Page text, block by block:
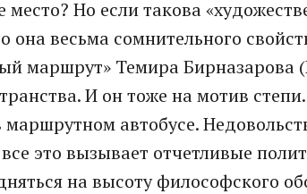
место? Но если такова
она весьма сомнительного
маршрут» Темира Бирназарова
И он тоже на мотив
маршрутном автобусе.
это вызывает отчетливые
на высоту философского